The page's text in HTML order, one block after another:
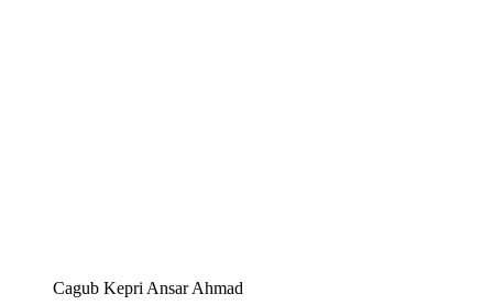
Cagub Kepri Ansar Ahmad